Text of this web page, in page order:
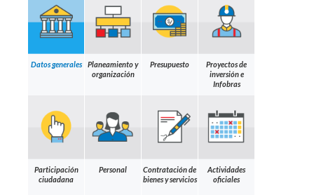
Datos generales
Planeamiento y
organización
Presupuesto
Proyectos de
inversión e
Infobras
Participación
ciudadana
Personal
Contratación de
bienes y servicios
Actividades
oficiales